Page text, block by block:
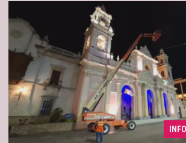
04/08/2026 Se ejecuta una
tecnología LED